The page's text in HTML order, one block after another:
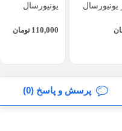
یونیورسال
یونیورسال
110,000 تومان
پرسش و پاسخ (0)